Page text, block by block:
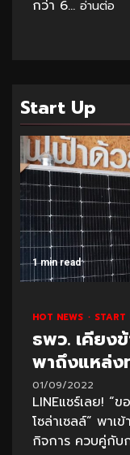
กว่า 6... อ่านต่อ
Start Up
1 min read
HOT NEWS START
ธพว. เคียงข้
พาถึงแหล่ง
01/09/2022
LINEแชร์เลย! “
โซล่าเซลล์” พา
กิจการ ควบคู่กับ